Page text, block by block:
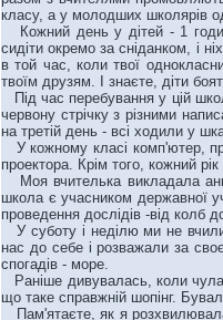
класу, а у молодших школярів
Кожний день у дітей - 1
сидіти окремо за сніданком, і
в той час, коли твої
твоїм друзям. І знаєте, діти
Під час перебування у цій
червону стрічку з різними
на третій день - всі ходили у
У кожному класі комп'ютер,
проектора. Крім того, кожний
Моя вчителька викладала
школа є учасником державної
проведення дослідів -від колб
У суботу і неділю ми не
нас до себе і розважали за
спогадів - море.
Раніше дивувалась, коли
що таке справжній шопінг.
Пам'ятаєте, як я